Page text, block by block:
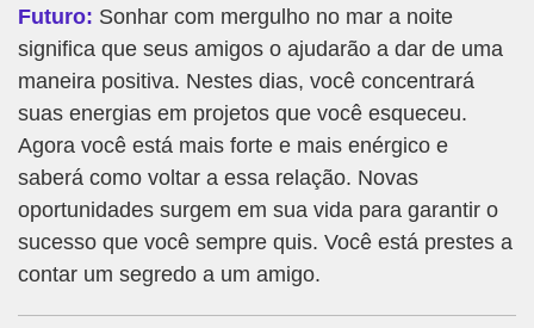
Futuro: Sonhar com mergulho no mar a noite
significa que seus amigos o ajudarão a dar de uma
maneira positiva. Nestes dias, você concentrará
suas energias em projetos que você esqueceu.
Agora você está mais forte e mais enérgico e
saberá como voltar a essa relação. Novas
oportunidades surgem em sua vida para garantir o
sucesso que você sempre quis. Você está prestes a
contar um segredo a um amigo.